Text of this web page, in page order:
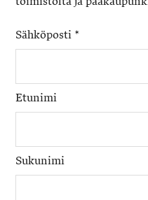
Sähköposti *
Etunimi
Sukunimi